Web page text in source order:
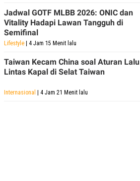
Jadwal GOTF MLBB 2026: ONIC dan
Vitality Hadapi Lawan Tangguh di
Semifinal
Lifestyle | 4 Jam 15 Menit lalu
Taiwan Kecam China soal Aturan Lalu
Lintas Kapal di Selat Taiwan
Internasional | 4 Jam 21 Menit lalu